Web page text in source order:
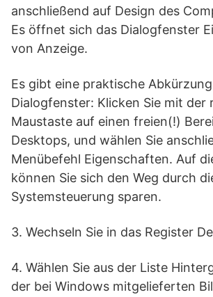
anschließend auf Design des
Es öffnet sich das Dialogfenster
von Anzeige.
Es gibt eine praktische
Dialogfenster: Klicken Sie mit der
Maustaste auf einen freien(!)
Desktops, und wählen Sie
Menübefehl Eigenschaften. Auf
können Sie sich den Weg durch
Systemsteuerung sparen.
3. Wechseln Sie in das Register
4. Wählen Sie aus der Liste
der bei Windows mitgelieferten